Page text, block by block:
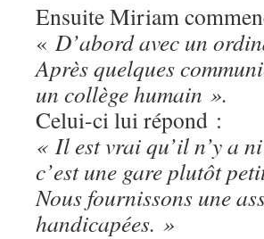
Ensuite Miriam
« D’abord avec un
Après quelques
un collège humain ».
Celui-ci lui répond :
« Il est vrai qu’il n’y a
c’est une gare plutôt
Nous fournissons une
handicapées. »